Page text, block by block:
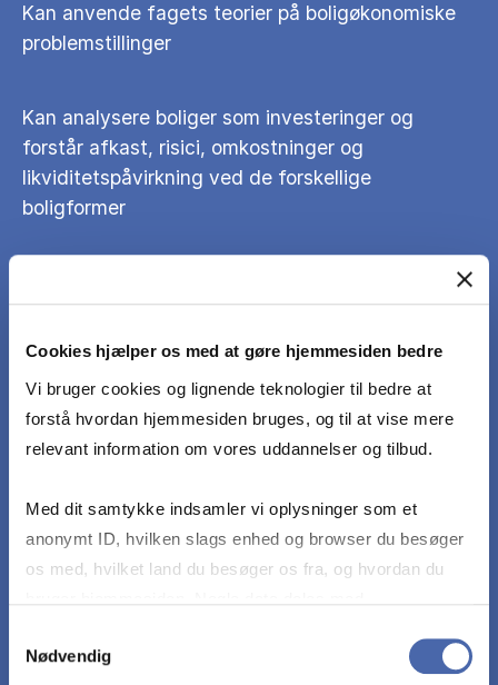
Cookies hjælper os med at gøre hjemmesiden bedre
Vi bruger cookies og lignende teknologier til bedre at
forstå hvordan hjemmesiden bruges, og til at vise mere
relevant information om vores uddannelser og tilbud.
Med dit samtykke indsamler vi oplysninger som et
anonymt ID, hvilken slags enhed og browser du besøger
os med, hvilket land du besøger os fra, og hvordan du
markedsføring. Du bestemmer selv - og kan altid trække
Nødvendig
Kan anvende fagets teorier på boligøkonomiske
problemstillinger
Kan analysere boliger som investeringer og
forstår afkast, risici, omkostninger og
likviditetspåvirkning ved de forskellige
boligformer
Kan rådgive om samspillet mellem boligmarkedet
og samfundsøkonomien
Kender til de væsentlige økonomiske og
finansieringsrelaterede karakteristika ved
boligmarkedets delmarkeder (ejerboligmarkedet,
almennyttige udlejningsmarked)
Kan rådgive om, hvordan regulering, beskatning
delmarkeder og forstår hvordan ændringer heri
påvirker balancen imellem dem